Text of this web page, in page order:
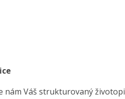
nám Váš strukturovaný